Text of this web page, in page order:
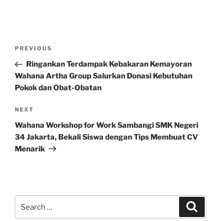
Previous
Post
PREVIOUS
Ringankan Terdampak Kebakaran Kemayoran
Wahana Artha Group Salurkan Donasi Kebutuhan
Pokok dan Obat-Obatan
Next
Post
NEXT
Wahana Workshop for Work Sambangi SMK Negeri
34 Jakarta, Bekali Siswa dengan Tips Membuat CV
Menarik